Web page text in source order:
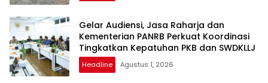
Gelar Audiensi, Jasa Raharja dan
Kementerian PANRB Perkuat Koordinasi
Tingkatkan Kepatuhan PKB dan SWDKLLJ
Headline Agustus 1, 2026